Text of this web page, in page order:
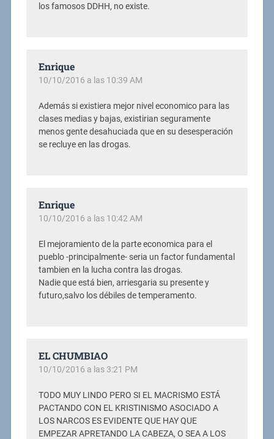
los famosos DDHH, no existe.
Enrique
10/10/2016 a las 10:39 AM
Además si existiera mejor nivel economico para las
clases medias y bajas, existirian seguramente
menos gente desahuciada que en su desesperación
se recluye en las drogas.
Enrique
10/10/2016 a las 10:42 AM
El mejoramiento de la parte economica para el
pueblo -principalmente- seria un factor fundamental
tambien en la lucha contra las drogas.
Nadie que está bien, arriesgaria su presente y
futuro,salvo los débiles de temperamento.
EL CHUMBIAO
10/10/2016 a las 3:21 PM
TODO MUY LINDO PERO SI EL MACRISMO ESTÁ
PACTANDO CON EL KRISTINISMO ASOCIADO A
LOS NARCOS ES EVIDENTE QUE HAY QUE
EMPEZAR APRETANDO LA CABEZA, O SEA A LOS